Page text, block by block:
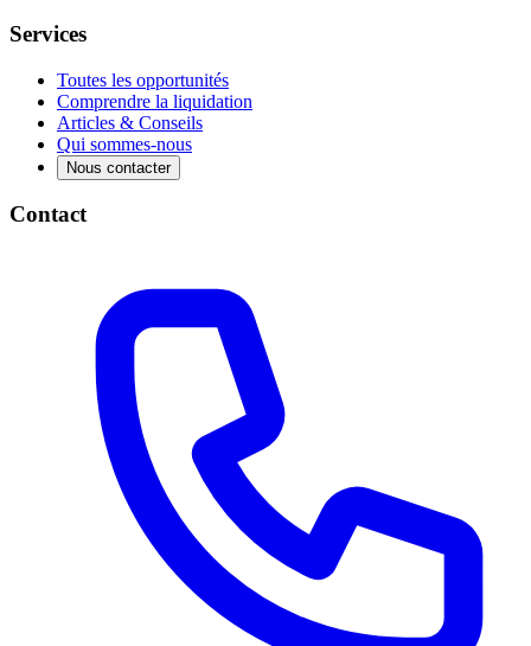
Services
Toutes les opportunités
Comprendre la liquidation
Articles & Conseils
Qui sommes-nous
Nous contacter
Contact